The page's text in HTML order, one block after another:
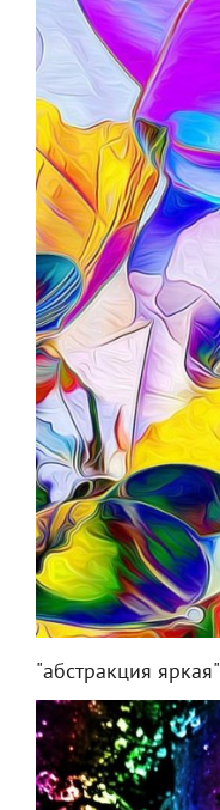
"абстракция яркая"